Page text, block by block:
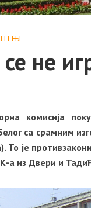
не
комисија
са срамним
То је
a из Двери и